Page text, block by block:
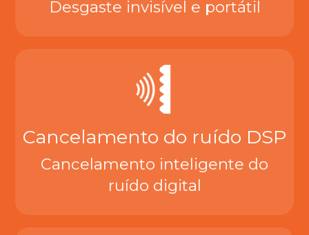
Desgaste invisível e portátil
Cancelamento do ruído DSP
Cancelamento inteligente do
ruído digital